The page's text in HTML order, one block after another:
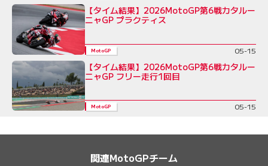
【タイム結果】2026MotoGP第6戦カタルー
ニャGP プラクティス
MotoGP 05-15
【タイム結果】2026MotoGP第6戦カタルー
ニャGP フリー走行1回目
MotoGP 05-15
関連MotoGPチーム